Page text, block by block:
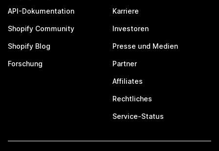
API-Dokumentation
Shopify Community
Shopify Blog
Forschung
Karriere
Investoren
Presse und Medien
Partner
Affiliates
Rechtliches
Service-Status